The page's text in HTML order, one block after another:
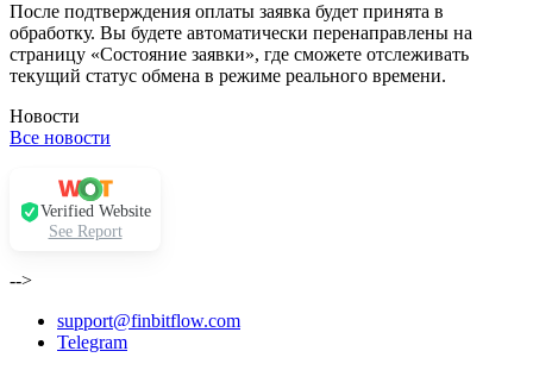
После подтверждения оплаты заявка будет принята в
обработку. Вы будете автоматически перенаправлены на
страницу «Состояние заявки», где сможете отслеживать
текущий статус обмена в режиме реального времени.
Новости
Все новости
Verified Website
See Report
-->
support@finbitflow.com
Telegram